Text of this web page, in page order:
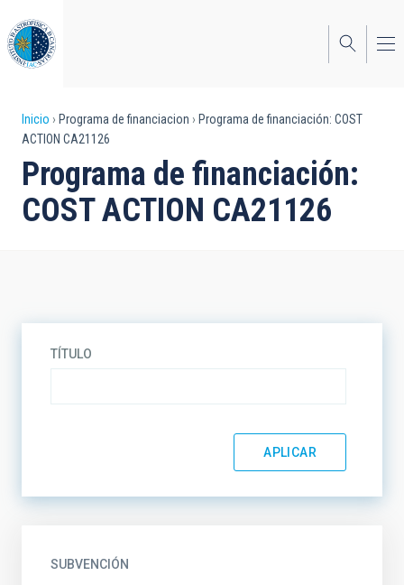
al
contenido
principal
Sobrescribir
enlaces
de
ayuda
Inicio Programa de financiacion
Programa de financiación: COST
ACTION CA21126
Programa de financiación:
COST ACTION CA21126
TÍTULO
SUBVENCIÓN